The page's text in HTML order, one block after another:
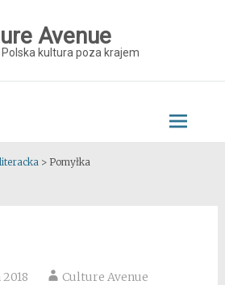
Avenue
Polska kultura poza krajem
> Pomyłka
Culture Avenue